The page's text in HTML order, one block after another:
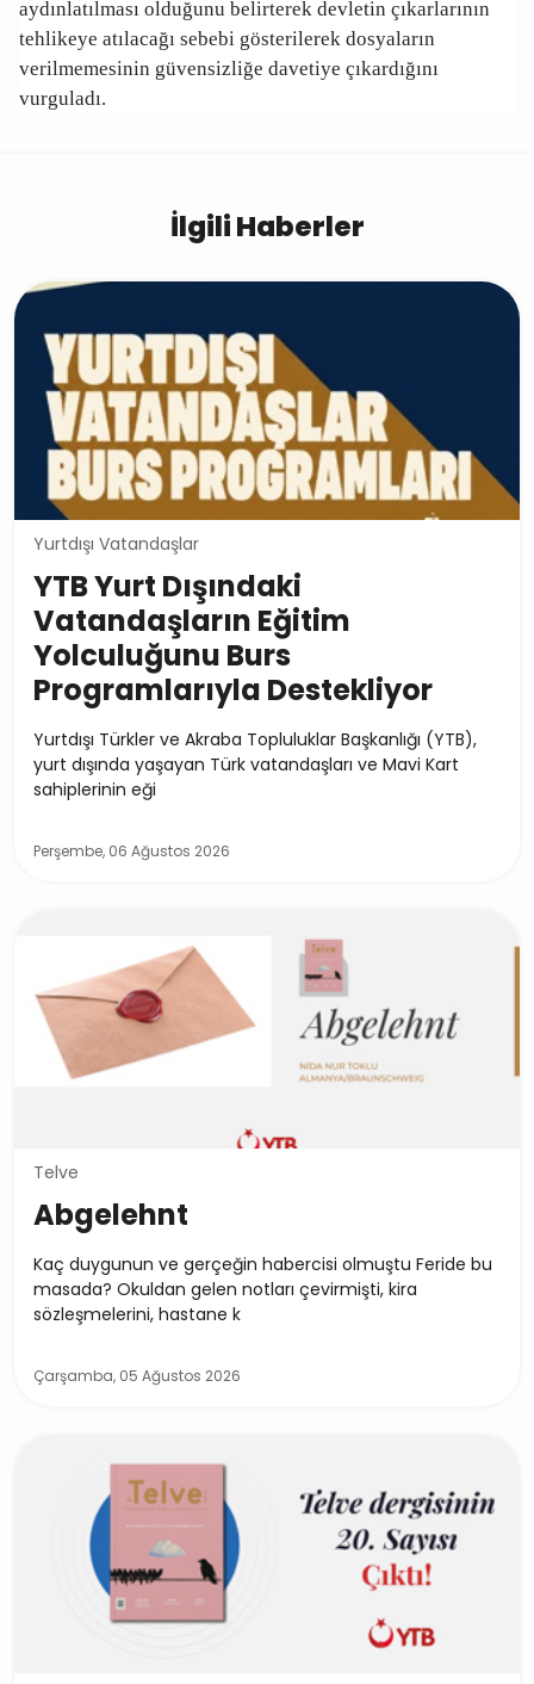
aydınlatılması olduğunu belirterek devletin çıkarlarının
tehlikeye atılacağı sebebi gösterilerek dosyaların
verilmemesinin güvensizliğe davetiye çıkardığını
vurguladı.
İlgili Haberler
Yurtdışı Vatandaşlar
YTB Yurt Dışındaki
Vatandaşların Eğitim
Yolculuğunu Burs
Programlarıyla Destekliyor
Yurtdışı Türkler ve Akraba Topluluklar Başkanlığı (YTB),
yurt dışında yaşayan Türk vatandaşları ve Mavi Kart
sahiplerinin eği
Perşembe, 06 Ağustos 2026
Telve
Abgelehnt
Kaç duygunun ve gerçeğin habercisi olmuştu Feride bu
masada? Okuldan gelen notları çevirmişti, kira
sözleşmelerini, hastane k
Çarşamba, 05 Ağustos 2026